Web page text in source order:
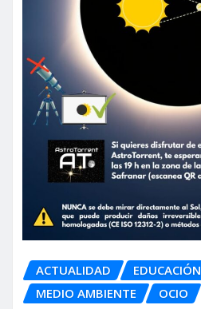
ACTUALIDAD
EDUCACIÓN
MEDIO AMBIENTE
OCIO